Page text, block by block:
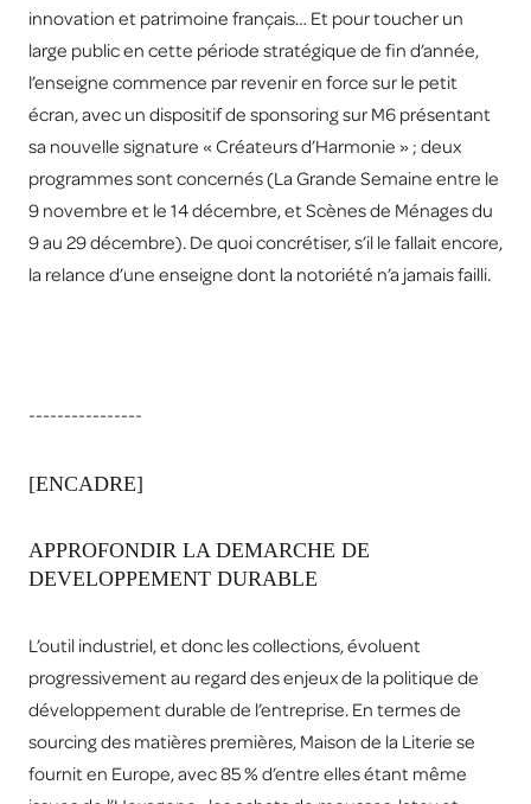
innovation et patrimoine français… Et pour toucher un
large public en cette période stratégique de fin d’année,
l’enseigne commence par revenir en force sur le petit
écran, avec un dispositif de sponsoring sur M6 présentant
sa nouvelle signature « Créateurs d’Harmonie » ; deux
programmes sont concernés (La Grande Semaine entre le
9 novembre et le 14 décembre, et Scènes de Ménages du
9 au 29 décembre). De quoi concrétiser, s’il le fallait encore,
la relance d’une enseigne dont la notoriété n’a jamais failli.
----------------
[ENCADRE]
APPROFONDIR LA DEMARCHE DE
DEVELOPPEMENT DURABLE
L’outil industriel, et donc les collections, évoluent
progressivement au regard des enjeux de la politique de
développement durable de l’entreprise. En termes de
sourcing des matières premières, Maison de la Literie se
fournit en Europe, avec 85 % d’entre elles étant même